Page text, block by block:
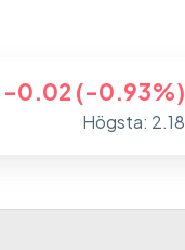
-0.02 (-0.93%)
Högsta: 2.18